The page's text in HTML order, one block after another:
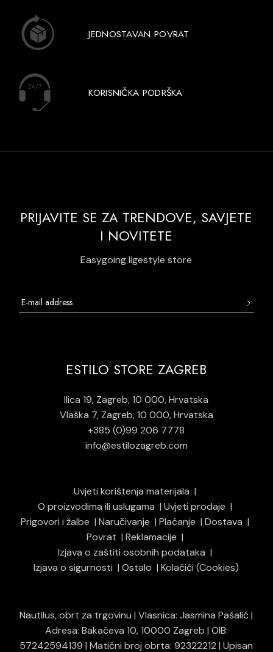
JEDNOSTAVAN POVRAT
KORISNIČKA PODRŠKA
PRIJAVITE SE ZA TRENDOVE, SAVJETE
I NOVITETE
Easygoing ligestyle store
ESTILO STORE ZAGREB
Ilica 19, Zagreb, 10 000, Hrvatska
Vlaška 7, Zagreb, 10 000, Hrvatska
+385 (0)99 206 7778
info@estilozagreb.com
Uvjeti korištenja materijala
O proizvodima ili uslugama
Uvjeti prodaje
Prigovori i žalbe
Naručivanje Plaćanje
Dostava
Povrat
Reklamacije
Izjava o zaštiti osobnih podataka
Izjava o sigurnosti
Ostalo Kolačići (Cookies)
Nautilus, obrt za trgovinu | Vlasnica: Jasmina Pašalić |
Adresa: Bakačeva 10, 10000 Zagreb | OIB:
57242594139 | Matični broj obrta: 92322212 | Upisan